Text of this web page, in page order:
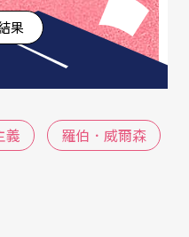
鐘只演奏兩到三拍的
極簡音樂」，便是
果
義 羅伯．威爾森